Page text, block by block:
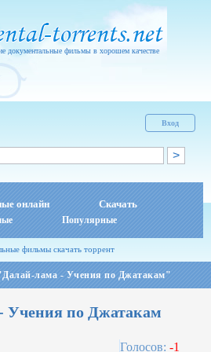
документальные фильмы в хорошем качестве
Вход
онлайн Скачать
Популярные
фильмы скачать торрент
лама - Учения по Джатакам"
Учения по Джатакам
Голосов: -1